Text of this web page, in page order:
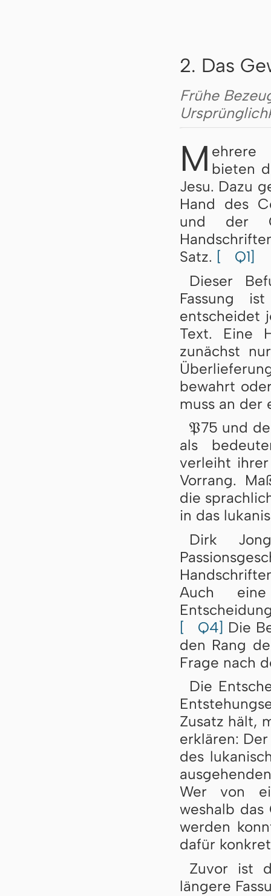
2. Das
Frühe
M ehrere
bieten
Jesu. Dazu
Hand des
und der
Satz. [
Q1]
Dieser
Fassung
entscheidet
Text. Eine
zunächst
bewahrt
muss an der
𝔓75 und
als
verleiht
Vorrang.
die
in das
Dirk
Auch
[
Q4] Die
den Rang
Frage nach
Die
Zusatz hält,
erklären:
des
Wer von
weshalb das
werden
dafür
Zuvor ist
längere